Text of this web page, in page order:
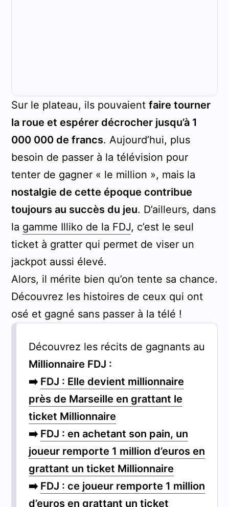
Sur le plateau, ils pouvaient faire tourner
la roue et espérer décrocher jusqu’à 1
000 000 de francs. Aujourd’hui, plus
besoin de passer à la télévision pour
tenter de gagner « le million », mais la
nostalgie de cette époque contribue
toujours au succès du jeu. D’ailleurs, dans
la gamme Illiko de la FDJ, c’est le seul
ticket à gratter qui permet de viser un
jackpot aussi élevé.
Alors, il mérite bien qu’on tente sa chance.
Découvrez les histoires de ceux qui ont
osé et gagné sans passer à la télé !
Découvrez les récits de gagnants au
Millionnaire FDJ :
➡️ FDJ : Elle devient millionnaire
près de Marseille en grattant le
ticket Millionnaire
➡️ FDJ : en achetant son pain, un
joueur remporte 1 million d’euros en
grattant un ticket Millionnaire
➡️ FDJ : ce joueur remporte 1 million
d’euros en grattant un ticket